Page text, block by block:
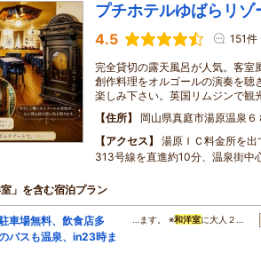
プチホテルゆばらリゾ
4.5 151件
完全貸切の露天風呂が人気。客室
創作料理をオルゴールの演奏を聴
楽しみ下さい。英国リムジンで観
住所
岡山県真庭市湯原温泉６
アクセス
湯原ＩＣ料金所を
313号線を直進約10分、温泉街中
室」を含む宿泊プラン
車場無料、飲食店多
バスも温泉、in23時ま
…ます。 ※和洋室に大人２…